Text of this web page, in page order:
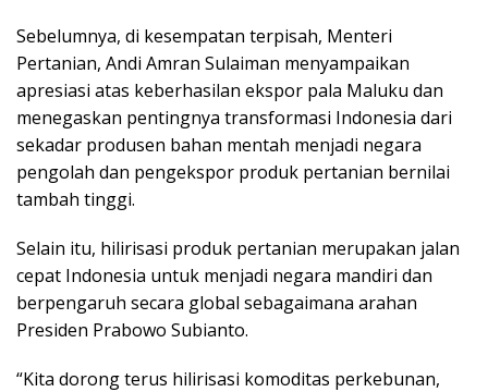
Sebelumnya, di kesempatan terpisah, Menteri
Pertanian, Andi Amran Sulaiman menyampaikan
apresiasi atas keberhasilan ekspor pala Maluku dan
menegaskan pentingnya transformasi Indonesia dari
sekadar produsen bahan mentah menjadi negara
pengolah dan pengekspor produk pertanian bernilai
tambah tinggi.
Selain itu, hilirisasi produk pertanian merupakan jalan
cepat Indonesia untuk menjadi negara mandiri dan
berpengaruh secara global sebagaimana arahan
Presiden Prabowo Subianto.
“Kita dorong terus hilirisasi komoditas perkebunan,